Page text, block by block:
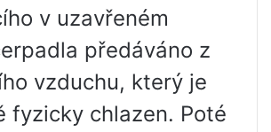
v uzavřeném
předáváno z
vzduchu, který je
fyzicky chlazen. Poté